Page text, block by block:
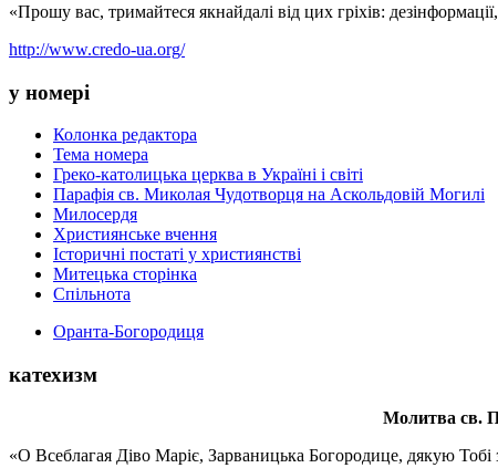
«Прошу вас, тримайтеся якнайдалі від цих гріхів:
http://www.credo-ua.org/
у номері
Колонка редактора
Тема номера
Греко-католицька церква в Україні і світі
Парафія св. Миколая Чудотворця на Аскольдовій Могилі
Милосердя
Християнське вчення
Історичні постаті у християнстві
Митецька сторінка
Спільнота
Оранта-Богородиця
катехизм
Молитва св.
«О Всеблагая Діво Маріє, Зарваницька Богородице, дякую Тобі